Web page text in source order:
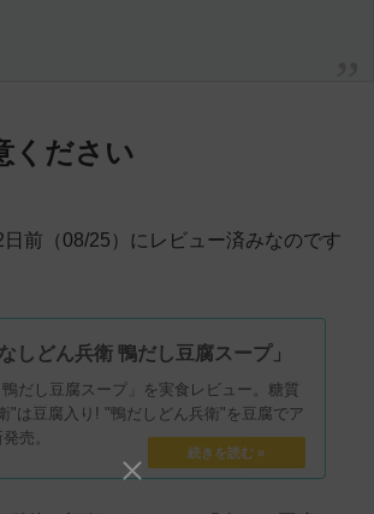
ください
前（08/25）にレビュー済みなのです
しどん兵衛 鴨だし豆腐スープ」
だし豆腐スープ」を実食レビュー。糖質
"は豆腐入り! "鴨だしどん兵衛"を豆腐でア
売。